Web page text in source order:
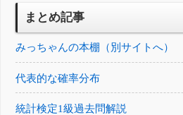
まとめ記事
みっちゃんの本棚（別サイトへ）
代表的な確率分布
統計検定1級過去問解説